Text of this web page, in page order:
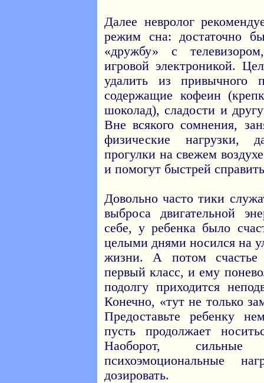
Далее невролог
режим сна: достаточно
«дружбу» с
игровой электроникой.
удалить из привычного
содержащие кофеин
шоколад), сладости и
Вне всякого сомнения,
физические нагрузки,
прогулки на свежем
и помогут быстрей
Довольно часто тики
выброса двигательной
себе, у ребенка было
целыми днями носился на
жизни. А потом
первый класс, и ему
подолгу приходится
Конечно, «тут не только
Предоставьте ребенку
пусть продолжает
Наоборот, сильные
психоэмоциональные
дозировать.